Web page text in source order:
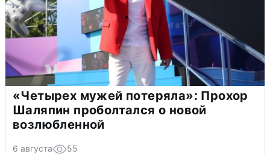
«Четырех мужей потеряла»: Прохор
Шаляпин проболтался о новой
возлюбленной
6 августа 55